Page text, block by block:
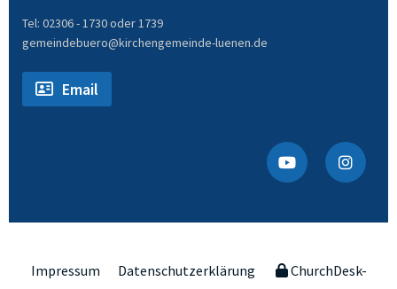
Tel: 02306 - 1730 oder 1739
gemeindebuero@kirchengemeinde-luenen.de
Email
Impressum Datenschutzerklärung
ChurchDesk-